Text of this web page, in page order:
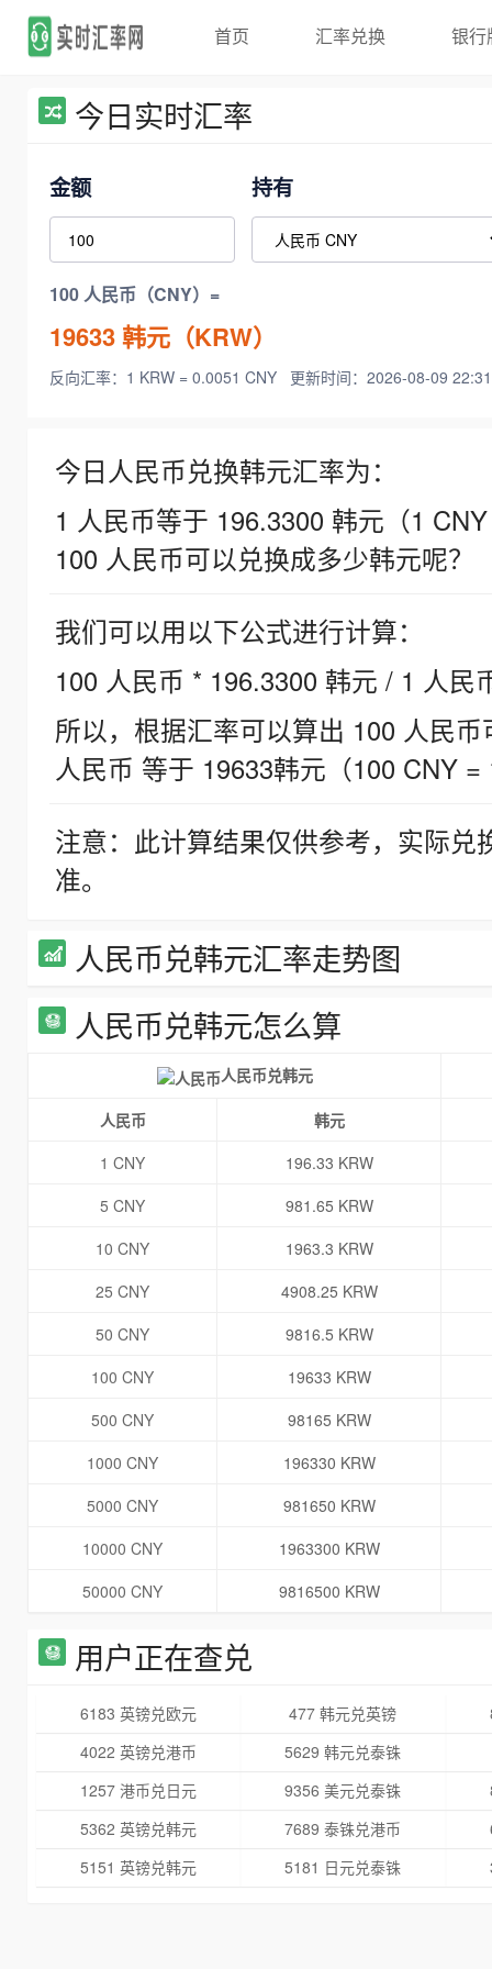
首页 汇率兑换 银行
今日实时汇率
金额 持有
100 人民币（CNY）=
19633韩元（KRW）
反向汇率：1 KRW = 0.0051 CNY 更新时间：2026-08-09
今日人民币兑换韩元汇率为：
1 人民币等于 196.3300 韩元（1
100 人民币可以兑换成多少韩元呢？
我们可以用以下公式进行计算：
100 人民币 * 196.3300 韩元 / 1 人民
所以，根据汇率可以算出 100 人民
人民币 等于 19633韩元（100 CNY =
注意：此计算结果仅供参考，实际
准。
人民币兑韩元汇率走势图
人民币兑韩元怎么算
人民币兑韩元
人民币
韩元
1 CNY
196.33 KRW
5 CNY
981.65 KRW
10 CNY
1963.3 KRW
25 CNY
4908.25 KRW
50 CNY
9816.5 KRW
100 CNY
19633 KRW
500 CNY
98165 KRW
1000 CNY
196330 KRW
5000 CNY
981650 KRW
10000 CNY
1963300 KRW
50000 CNY
9816500 KRW
用户正在查兑
6183 英镑兑欧元 477 韩元兑英镑
4022 英镑兑港币
5629 韩元兑泰铢
1257 港币兑日元
9356 美元兑泰铢
5362 英镑兑韩元
7689 泰铢兑港币
5151 英镑兑韩元
5181 日元兑泰铢